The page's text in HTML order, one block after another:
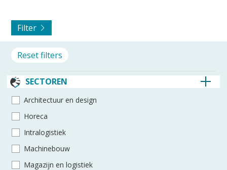
Filter
Reset filters
SECTOREN
Architec­tuur en design
Horeca
Intra­logistiek
Machine­bouw
Magazijn en logistiek